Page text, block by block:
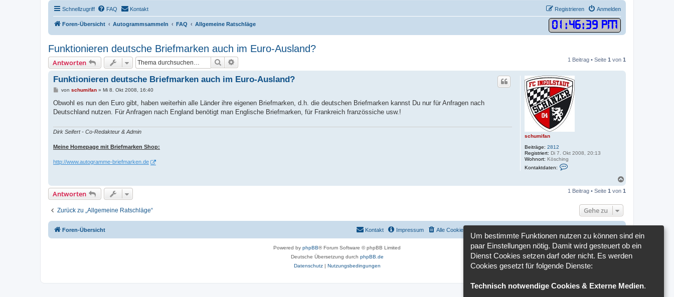
Schnellzugriff FAQ Kontakt Anmelden
Registrieren
Foren-Übersicht Autogrammsammeln FAQ Allgemeine Ratschläge 01 :46:39 PM
Funktionieren deutsche Briefmarken auch im Euro-Ausland?
Antworten Suche 1 Beitrag • Seite 1 von 1
schumifan
Beiträge: 2812
Registriert: Di 7. Okt 2008, 20:13
Wohnort: Kösching
Kontaktdaten:
a
k
e
v
o
n
s
h
i
Funktionieren deutsche Briefmarken auch im Euro-Ausland?
B
i
r
von schumifan» Mi 8. Okt 2008, 16:40
Obwohl es nun den Euro gibt, haben weiterhin alle Länder ihre eigenen Briefmarken, d.h. die deutschen Briefmarken kannst Du nur für Anfragen nach
Deutschland nutzen. Für Anfragen nach England benötigt man Englische Briefmarken, für Frankreich französsiche usw.!
Dirk Seifert - Co-Redakteur & Admin
Meine Homepage mit Briefmarken Shop:
http://www.autogramme-briefmarken.de
c
n
Antworten 1 Beitrag • Seite 1 von 1
Zurück zu „Allgemeine Ratschläge“ Gehe zu
Foren-Übersicht Alle Cookies löschen
Impressum
Kontakt
Powered by phpBB® Forum Software © phpBB Limited
Deutsche Übersetzung durch phpBB.de
Datenschutz| Nutzungsbedingungen
Um bestimmte Funktionen nutzen zu können sind ein
paar Einstellungen nötig. Damit wird gesteuert ob ein
Dienst Cookies setzen darf oder nicht. Es werden
Cookies gesetzt für folgende Dienste:
Technisch notwendige Cookies & Externe Medien.